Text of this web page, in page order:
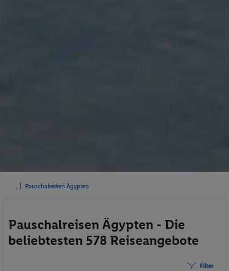
Pauschalreisen Ägypten
Pauschalreisen Ägypten - Die
beliebtesten 578 Reiseangebote
Filter